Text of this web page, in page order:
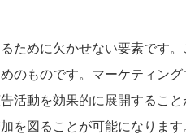
ために欠かせない要素です。
のものです。マーケティング
活動を効果的に展開すること
を図ることが可能になります